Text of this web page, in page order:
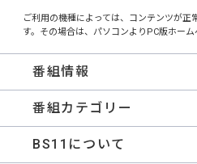
ご利用の機種によっては、コンテンツが正
す。その場合は、パソコンよりPC版ホーム
番組情報
番組カテゴリー
BS11について